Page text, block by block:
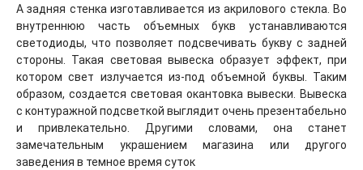
А задняя стенка изготавливается из акрилового стекла. Во
внутреннюю часть объемных букв устанавливаются
светодиоды, что позволяет подсвечивать букву с задней
стороны. Такая световая вывеска образует эффект, при
котором свет излучается из-под объемной буквы. Таким
образом, создается световая окантовка вывески. Вывеска
с контуражной подсветкой выглядит очень презентабельно
и привлекательно. Другими словами, она станет
замечательным украшением магазина или другого
заведения в темное время суток